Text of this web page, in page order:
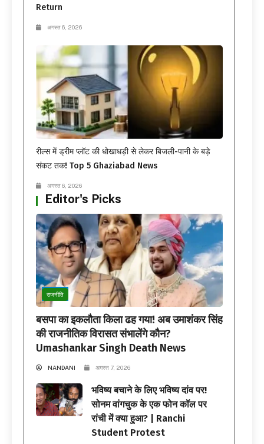
Return
अगस्त 6, 2026
रील्स में ड्रीम प्लॉट की धोखाधड़ी से लेकर बिजली-पानी के बड़े
संकट तक! Top 5 Ghaziabad News
अगस्त 6, 2026
Editor's Picks
राजनीति
बसपा का इकलौता किला ढह गया! अब उमाशंकर सिंह
की राजनीतिक विरासत संभालेंगे कौन?
Umashankar Singh Death News
NANDANI अगस्त 7, 2026
भविष्य बचाने के लिए भविष्य दांव पर!
सोनम वांगचुक के एक फोन कॉल पर
रांची में क्या हुआ? | Ranchi
Student Protest